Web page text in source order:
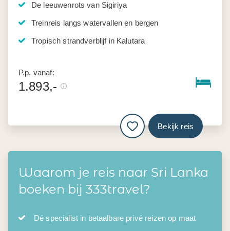
De leeuwenrots van Sigiriya
Treinreis langs watervallen en bergen
Tropisch strandverblijf in Kalutara
P.p. vanaf:
1.893,-
Bekijk reis
Waarom je reis naar Sri Lanka
boeken bij 333travel?
Dé specialist in betaalbare privé reizen op maat